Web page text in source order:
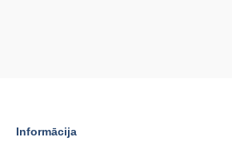
Informācija